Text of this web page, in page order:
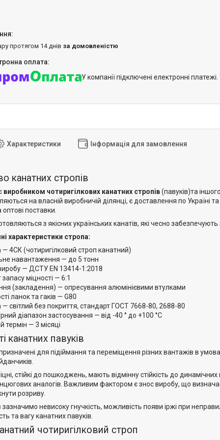
протягом 14 днів за домовленістю
У компанії підключені електронні
Характеристики Інформація для замовлення
канатних стропів
виробником чотиригілкових канатних стропів(павуків)та
на власній виробничій ділянці, є доставлення по Україні
поставки.
з якісних українських канатів, які чесно
характеристики стропа:
— 4СК (чотиригілковий строп канатний)
навантаження — до 5 тонн
— ДСТУ EN 13414-1:2018
запасу міцності — 6:1
(закладення) — опресування алюмінієвими втулками
ланок та гаків — G80
— світлий без покриття, стандарт ГОСТ 7668-80, 2688-80
діапазон застосування — від -40 ° до +100 °С
термін — 3 місяці
канатних павуків
для підіймання та переміщення різних вантажів в
стійкі до пошкоджень, мають відмінну стійкість до
аналогів. Важливим фактором є знос виробу, що
розриву.
зазначимо невисоку гнучкість, можливість появи іржі при
та вагу канатних павуків.
чотиригілковий строп